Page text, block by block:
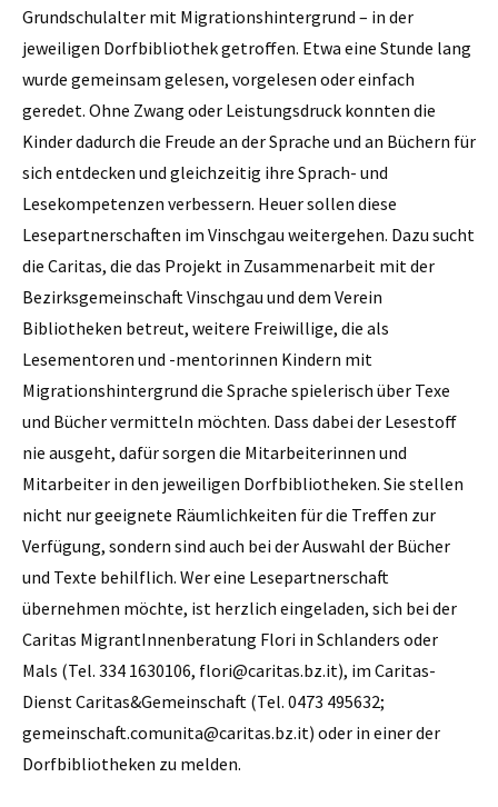
Grundschulalter mit Migrationshintergrund – in der
jeweiligen Dorfbibliothek getroffen. Etwa eine Stunde lang
wurde gemeinsam gelesen, vorgelesen oder einfach
geredet. Ohne Zwang oder Leistungsdruck konnten die
Kinder dadurch die Freude an der Sprache und an Büchern für
sich entdecken und gleichzeitig ihre Sprach- und
Lesekompetenzen verbessern. Heuer sollen diese
Lesepartnerschaften im Vinschgau weitergehen. Dazu sucht
die Caritas, die das Projekt in Zusammenarbeit mit der
Bezirksgemeinschaft Vinschgau und dem Verein
Bibliotheken betreut, weitere Freiwillige, die als
Lesementoren und -mentorinnen Kindern mit
Migrationshintergrund die Sprache spielerisch über Texe
und Bücher vermitteln möchten. Dass dabei der Lesestoff
nie ausgeht, dafür sorgen die Mitarbeiterinnen und
Mitarbeiter in den jeweiligen Dorfbibliotheken. Sie stellen
nicht nur geeignete Räumlichkeiten für die Treffen zur
Verfügung, sondern sind auch bei der Auswahl der Bücher
und Texte behilflich. Wer eine Lesepartnerschaft
übernehmen möchte, ist herzlich eingeladen, sich bei der
Caritas MigrantInnenberatung Flori in Schlanders oder
Mals (Tel. 334 1630106, flori@caritas.bz.it), im Caritas-
Dienst Caritas&Gemeinschaft (Tel. 0473 495632;
gemeinschaft.comunita@caritas.bz.it) oder in einer der
Dorfbibliotheken zu melden.